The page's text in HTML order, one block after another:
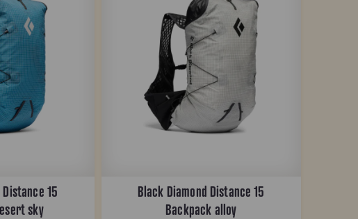
15
sky
Black Diamond Distance 15
Backpack alloy